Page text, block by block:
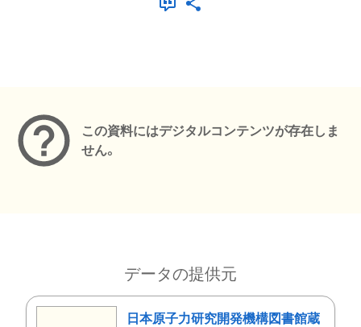
この資料にはデジタルコンテンツが存在しま
せん。
データの提供元
日本原子力研究開発機構図書館蔵